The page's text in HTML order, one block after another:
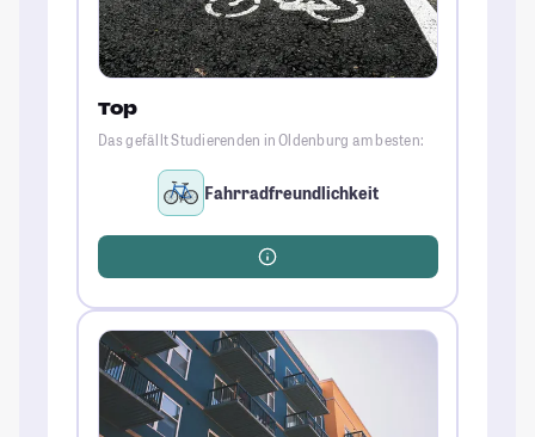
Top
Das gefällt Studierenden in Oldenburg am besten:
Fahrradfreundlichkeit